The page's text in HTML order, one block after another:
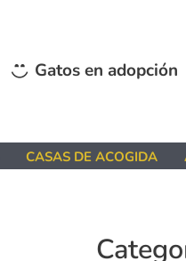
Gatos en adopción
CASAS DE ACOGIDA
c
i
v
s